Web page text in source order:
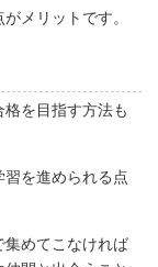
メリットです。
を目指す方法も
を進められる点
集めてこなければ